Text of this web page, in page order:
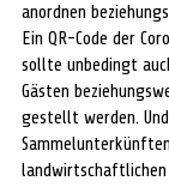
anordnen
Ein QR-Code der
sollte unbedingt
Gästen
gestellt werden.
landwirtschaftlichen